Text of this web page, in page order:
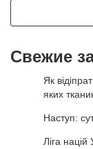
Свежие
Як
яких
Наступ:
Ліга